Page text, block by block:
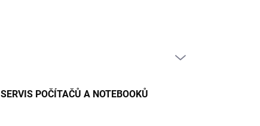
SERVIS POČÍTAČŮ A NOTEBOOKŮ